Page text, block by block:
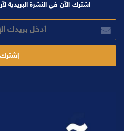
اشترك الآن في النشرة البريدية
بريدك
الإلكتروني